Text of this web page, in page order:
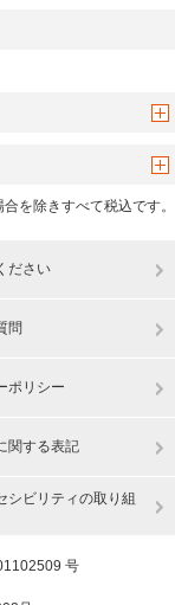
を除きすべて税込です。
ださい
問
ポリシー
関する表記
シビリティの取り組
号